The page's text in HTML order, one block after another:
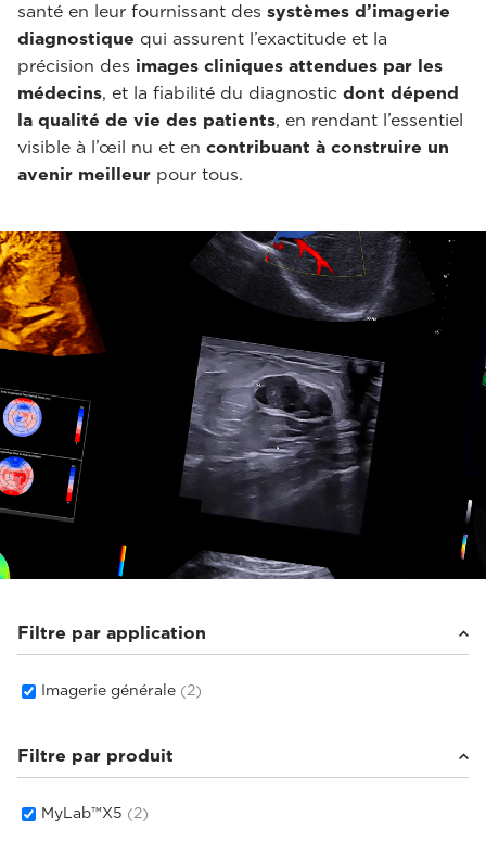
santé en leur fournissant des systèmes d’imagerie
diagnostique qui assurent l’exactitude et la
précision des images cliniques attendues par les
médecins, et la fiabilité du diagnostic dont dépend
la qualité de vie des patients, en rendant l’essentiel
visible à l’œil nu et en contribuant à construire un
avenir meilleur pour tous.
Filtre par application
Imagerie générale (2)
Filtre par produit
MyLab™X5 (2)